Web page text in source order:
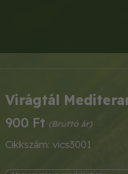
Virágtál
900 Ft
Cikkszám: vics3001